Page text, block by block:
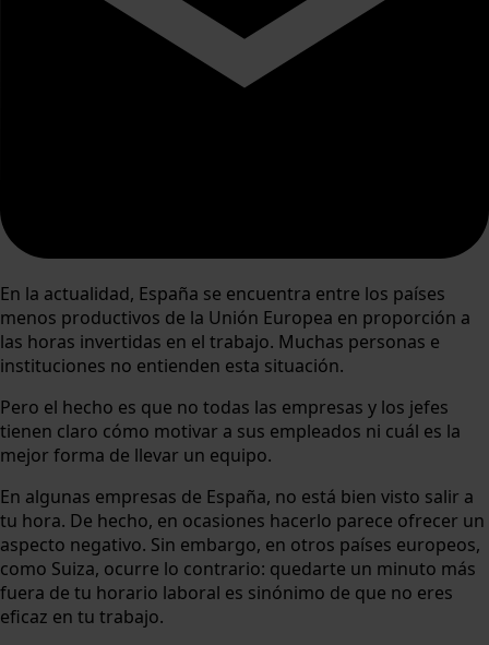
En la actualidad, España se encuentra entre los países
menos productivos de la Unión Europea en proporción a
las horas invertidas en el trabajo. Muchas personas e
instituciones no entienden esta situación.
Pero el hecho es que no todas las empresas y los jefes
tienen claro cómo motivar a sus empleados ni cuál es la
mejor forma de llevar un equipo.
En algunas empresas de España, no está bien visto salir a
tu hora. De hecho, en ocasiones hacerlo parece ofrecer un
aspecto negativo. Sin embargo, en otros países europeos,
como Suiza, ocurre lo contrario: quedarte un minuto más
fuera de tu horario laboral es sinónimo de que no eres
eficaz en tu trabajo.